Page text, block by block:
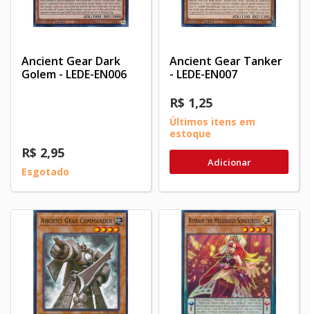
Ancient Gear Dark
Golem - LEDE-EN006
R$ 2,95
Esgotado
Ancient Gear Tanker
- LEDE-EN007
R$ 1,25
Últimos itens em
estoque
Adicionar